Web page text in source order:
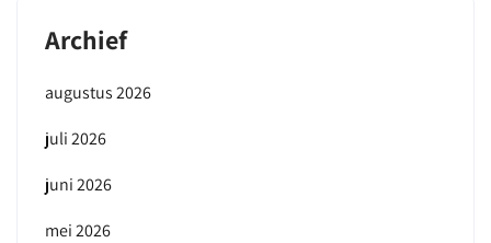
Archief
augustus 2026
juli 2026
juni 2026
mei 2026